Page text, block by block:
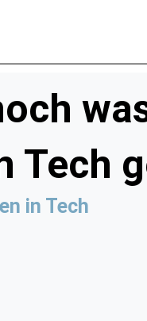
Tech
in Tech